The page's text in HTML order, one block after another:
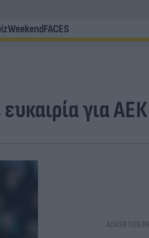
WeekendFACES
για ΑΕΚ